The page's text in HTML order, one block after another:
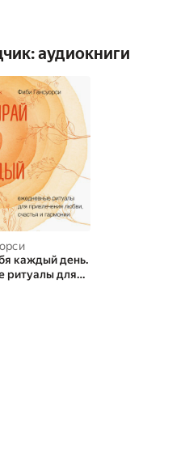
аудиокниги
каждый день.
ритуалы для